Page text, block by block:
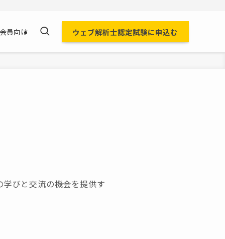
員向け ウェブ解析士認定試験に申込む
びと交流の機会を提供す